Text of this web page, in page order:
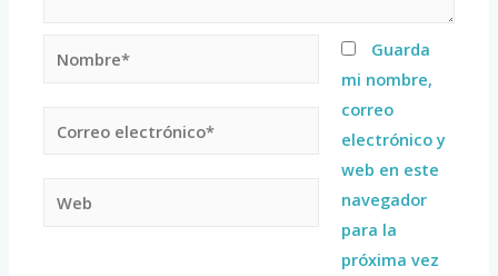
Guarda
mi nombre,
correo
electrónico y
web en este
navegador
para la
próxima vez